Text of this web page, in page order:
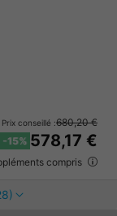
Prix conseillé :680,20 €
-15% 578,17 €
compris